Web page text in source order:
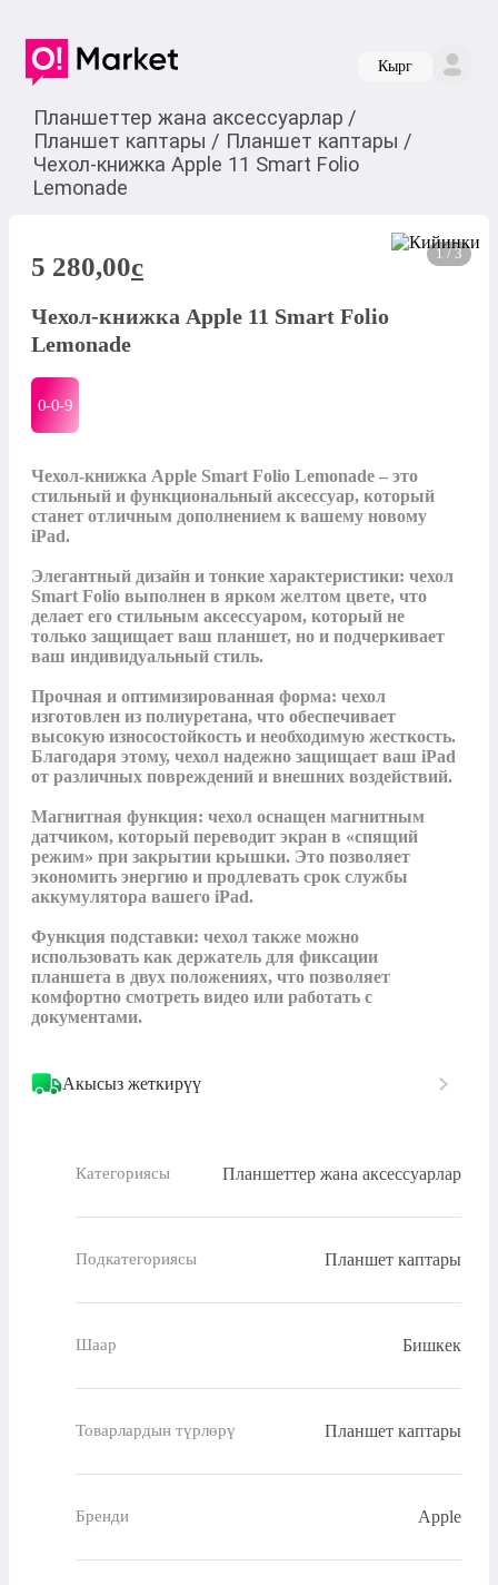
Кырг
Планшеттер жана аксессуарлар /
Планшет каптары / Планшет каптары /
Чехол-книжка Apple 11 Smart Folio
Lemonade
1 / 3
5 280,00c
Чехол-книжка Apple 11 Smart Folio
Lemonade
0-0-9
Чехол-книжка Apple Smart Folio Lemonade – это
стильный и функциональный аксессуар, который
станет отличным дополнением к вашему новому
iPad.
Элегантный дизайн и тонкие характеристики: чехол
Smart Folio выполнен в ярком желтом цвете, что
делает его стильным аксессуаром, который не
только защищает ваш планшет, но и подчеркивает
ваш индивидуальный стиль.
Прочная и оптимизированная форма: чехол
изготовлен из полиуретана, что обеспечивает
высокую износостойкость и необходимую жесткость.
Благодаря этому, чехол надежно защищает ваш iPad
от различных повреждений и внешних воздействий.
Магнитная функция: чехол оснащен магнитным
датчиком, который переводит экран в «спящий
режим» при закрытии крышки. Это позволяет
экономить энергию и продлевать срок службы
аккумулятора вашего iPad.
Функция подставки: чехол также можно
использовать как держатель для фиксации
планшета в двух положениях, что позволяет
комфортно смотреть видео или работать с
документами.
Акысыз жеткирүү
Категориясы Планшеттер жана аксессуарлар
Подкатегориясы Планшет каптары
Шаар Бишкек
Товарлардын түрлөрү Планшет каптары
Бренди Apple